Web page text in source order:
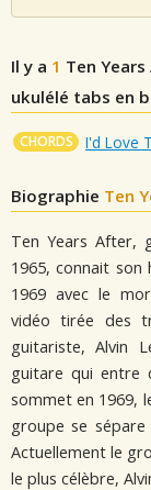
Il y a 1 Ten
ukulélé tabs en
CHORDS I'd Love
Biographie Ten
Ten Years After,
1965, connait
1969 avec le
vidéo tirée des
guitariste, Alvin
guitare qui entre
sommet en 1969,
groupe se
Actuellement le
le plus célèbre,